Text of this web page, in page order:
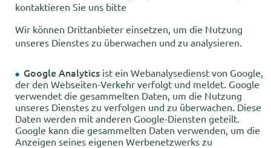
kontaktieren Sie uns bitte
Wir können Drittanbieter einsetzen, um die Nutzung
unseres Dienstes zu überwachen und zu analysieren.
Google Analytics ist ein Webanalysedienst von Google,
der den Webseiten-Verkehr verfolgt und meldet. Google
verwendet die gesammelten Daten, um die Nutzung
unseres Dienstes zu verfolgen und zu überwachen. Diese
Daten werden mit anderen Google-Diensten geteilt.
Google kann die gesammelten Daten verwenden, um die
Anzeigen seines eigenen Werbenetzwerks zu